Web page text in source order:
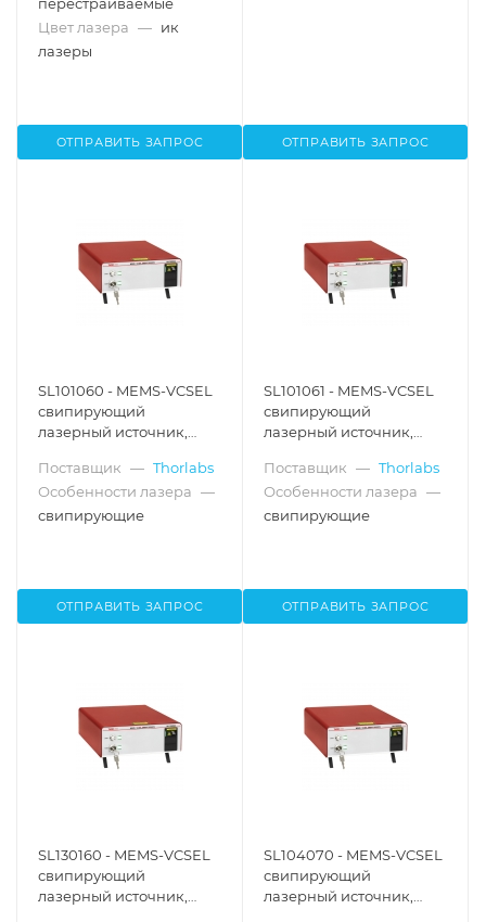
Цвет лазера — ик
лазеры
ОТПРАВИТЬ ЗАПРОС ОТПРАВИТЬ ЗАПРОС
SL101060 - MEMS-VCSEL
свипирующий
лазерный источник,
качания частоты: 100
кГц, интерферометр
Маха-Цендера: 48 мм,
Поставщик — Thorlabs
Особенности лазера —
свипирующие
ОТПРАВИТЬ ЗАПРОС
SL101061 - MEMS-VCSEL
свипирующий
лазерный источник,
качания частоты: 100
кГц, интерферометр
Маха-Цендера: 48 мм,
Поставщик — Thorlabs
Особенности лазера —
свипирующие
ОТПРАВИТЬ ЗАПРОС
SL130160 - MEMS-VCSEL
свипирующий
лазерный источник,
SL104070 - MEMS-VCSEL
свипирующий
лазерный источник,